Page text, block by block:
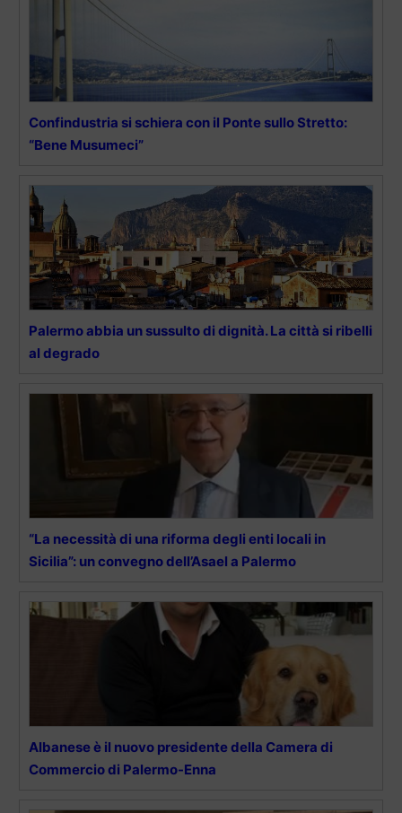
Confindustria si schiera con il Ponte sullo Stretto:
“Bene Musumeci”
Palermo abbia un sussulto di dignità. La città si ribelli
al degrado
“La necessità di una riforma degli enti locali in
Sicilia”: un convegno dell’Asael a Palermo
Albanese è il nuovo presidente della Camera di
Commercio di Palermo-Enna